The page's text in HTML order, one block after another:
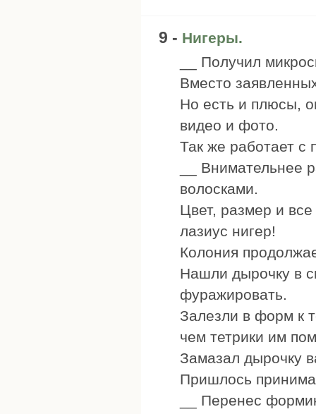
9 - Нигеры.
__ Получил
Вместо
Но есть и плюсы,
видео и фото.
Так же работает с
__ Внимательнее
волосками.
Цвет, размер и
лазиус нигер!
Колония
Нашли дырочку в
фуражировать.
Залезли в форм к
чем тетрики им
Замазал дырочку
Пришлось
__ Перенес